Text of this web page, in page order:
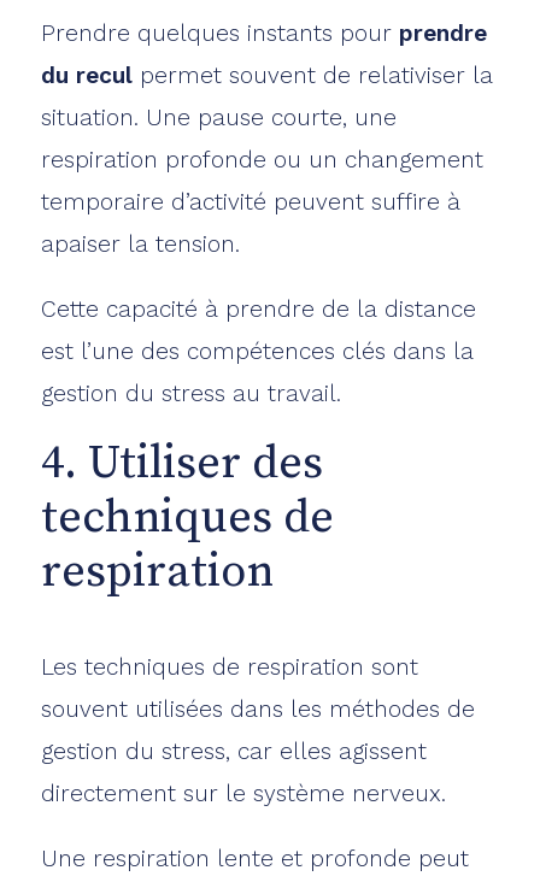
Prendre quelques instants pour prendre
du reculpermet souvent de relativiser la
situation. Une pause courte, une
respiration profonde ou un changement
temporaire d’activité peuvent suffire à
apaiser la tension.
Cette capacité à prendre de la distance
est l’une des compétences clés dans la
gestion du stress au travail.
4. Utiliser des
techniques de
respiration
Les techniques de respiration sont
souvent utilisées dans les méthodes de
gestion du stress, car elles agissent
directement sur le système nerveux.
Une respiration lente et profonde peut